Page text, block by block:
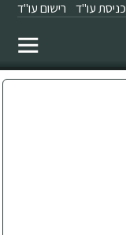
כניסת עו"ד רישום עו"ד